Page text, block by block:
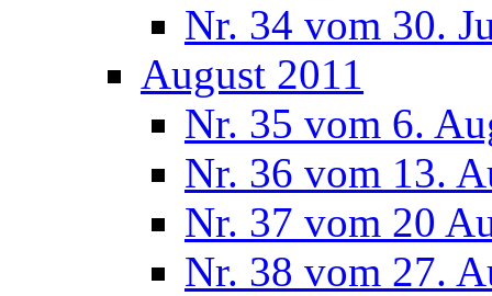
Nr. 34 vom 30.
August 2011
Nr. 35 vom 6.
Nr. 36 vom 13.
Nr. 37 vom 20
Nr. 38 vom 27.